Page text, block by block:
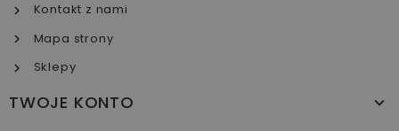
Kontakt z nami
Mapa strony
Sklepy
TWOJE KONTO